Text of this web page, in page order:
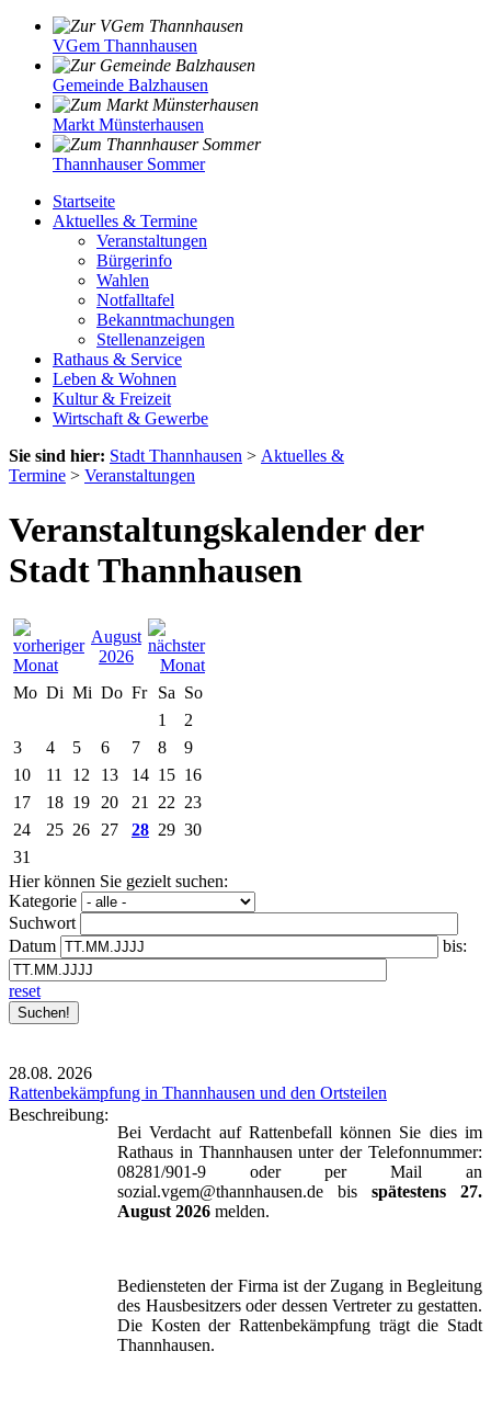
VGem Thannhausen
Gemeinde Balzhausen
Markt Münsterhausen
Thannhauser Sommer
Startseite
Aktuelles & Termine
Veranstaltungen
Bürgerinfo
Wahlen
Notfalltafel
Bekanntmachungen
Stellenanzeigen
Rathaus & Service
Leben & Wohnen
Kultur & Freizeit
Wirtschaft & Gewerbe
Sie sind hier: Stadt Thannhausen > Aktuelles &
Termine > Veranstaltungen
Veranstaltungskalender der
Stadt Thannhausen
August
2026
Mo Di Mi Do Fr Sa So
1
2
3
4 5 6 7 8
9
10
11 12 13 14 15 16
17
18 19 20 21 22 23
24
25 26 27 28 29 30
31
Hier können Sie gezielt suchen:
Kategorie
Suchwort
Datum
bis:
reset
28.08. 2026
Rattenbekämpfung in Thannhausen und den Ortsteilen
Beschreibung:
Bei Verdacht auf Rattenbefall können Sie dies im
Rathaus in Thannhausen unter der Telefonnummer:
08281/901-9 oder per Mail an
sozial.vgem@thannhausen.de bis spätestens 27.
August 2026 melden.
Bediensteten der Firma ist der Zugang in Begleitung
des Hausbesitzers oder dessen Vertreter zu gestatten.
Die Kosten der Rattenbekämpfung trägt die Stadt
Thannhausen.